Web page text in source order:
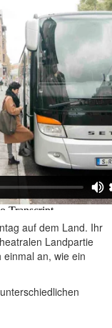
auf dem Land. Ihr
Landpartie
an, wie ein